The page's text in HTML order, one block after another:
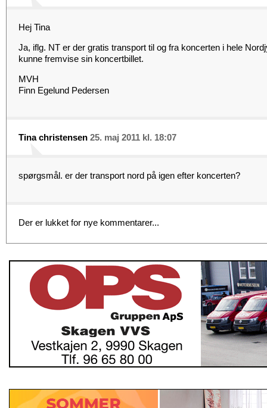
Hej Tina
Ja, iflg. NT er der gratis transport til og fra koncerten i hele
kunne fremvise sin koncertbillet.
MVH
Finn Egelund Pedersen
Tina christensen 25. maj 2011 kl. 18:07
spørgsmål. er der transport nord på igen efter koncerten?
Der er lukket for nye kommentarer...